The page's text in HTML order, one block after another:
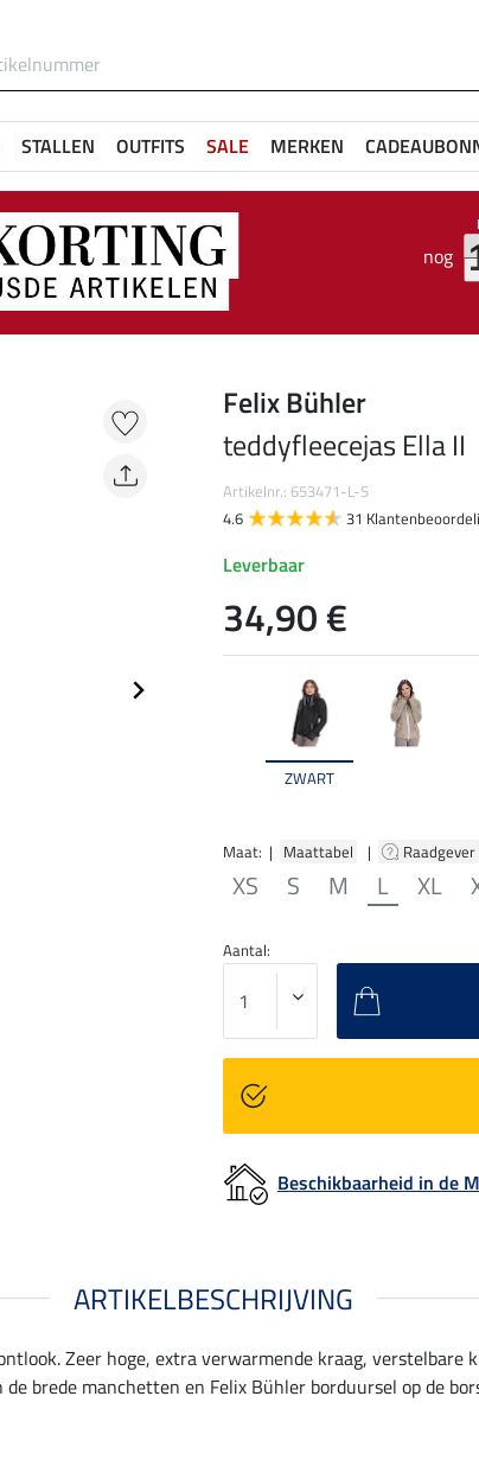
STALLEN OUTFITS SALE MERKEN
nog
ZWART
Maat: | Maattabel | Raadgever
XS S M L XL
Felix Bühler
teddyfleecejas Ella II
Artikelnr.: 653471-L-S
4.6
31
Leverbaar
34,90 €
Aantal:
Beschikbaarheid in de
ARTIKELBESCHRIJVING
Zeer hoge, extra verwarmende kraag,
brede manchetten en Felix Bühler borduursel op de